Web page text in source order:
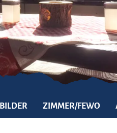
BILDER ZIMMER/FEWO